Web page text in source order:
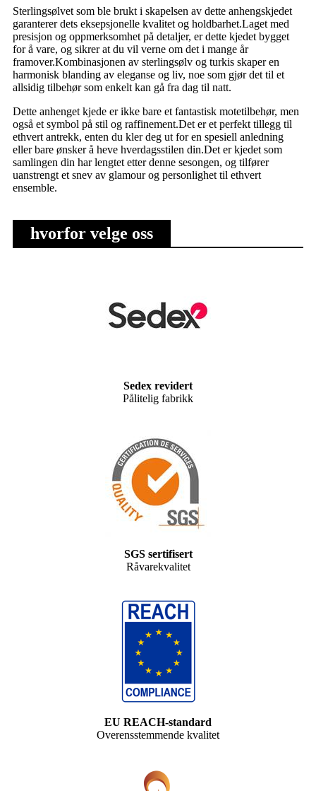
Sterlingsølvet som ble brukt i skapelsen av dette anhengskjedet
garanterer dets eksepsjonelle kvalitet og holdbarhet.Laget med
presisjon og oppmerksomhet på detaljer, er dette kjedet bygget
for å vare, og sikrer at du vil verne om det i mange år
framover.Kombinasjonen av sterlingsølv og turkis skaper en
harmonisk blanding av eleganse og liv, noe som gjør det til et
allsidig tilbehør som enkelt kan gå fra dag til natt.
Dette anhenget kjede er ikke bare et fantastisk motetilbehør, men
også et symbol på stil og raffinement.Det er et perfekt tillegg til
ethvert antrekk, enten du kler deg ut for en spesiell anledning
eller bare ønsker å heve hverdagsstilen din.Det er kjedet som
samlingen din har lengtet etter denne sesongen, og tilfører
uanstrengt et snev av glamour og personlighet til ethvert
ensemble.
hvorfor velge oss
Sedex revidert
Pålitelig fabrikk
SGS sertifisert
Råvarekvalitet
EU REACH-standard
Overensstemmende kvalitet